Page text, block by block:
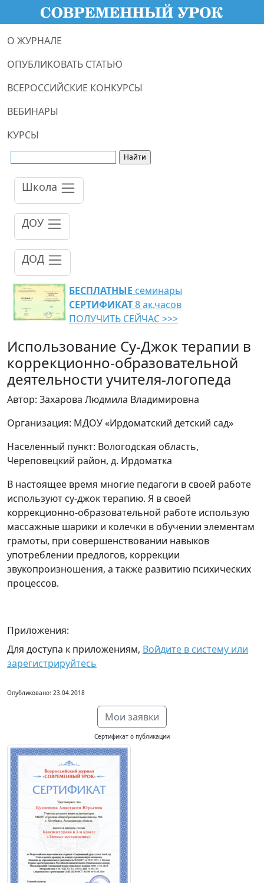
О ЖУРНАЛЕ
ОПУБЛИКОВАТЬ СТАТЬЮ
ВСЕРОССИЙСКИЕ КОНКУРСЫ
ВЕБИНАРЫ
КУРСЫ
Школа
ДОУ
ДОД
БЕСПЛАТНЫЕ семинары
СЕРТИФИКАТ8 ак.часов
ПОЛУЧИТЬ СЕЙЧАС >>>
Использование Су-Джок терапии в
коррекционно-образовательной
деятельности учителя-логопеда
Автор: Захарова Людмила Владимировна
Организация: МДОУ «Ирдоматский детский сад»
Населенный пункт: Вологодская область,
Череповецкий район, д. Ирдоматка
В настоящее время многие педагоги в своей работе
используют су-джок терапию. Я в своей
коррекционно-образовательной работе использую
массажные шарики и колечки в обучении элементам
грамоты, при совершенствовании навыков
употреблении предлогов, коррекции
звукопроизношения, а также развитию психических
процессов.
Приложения:
Для доступа к приложениям, Войдите в систему или
зарегистрируйтесь
Опубликовано: 23.04.2018
Мои заявки
Сертификат о публикации